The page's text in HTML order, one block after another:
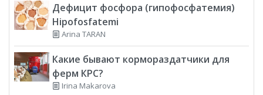
Дефицит фосфора (гипофосфатемия)
Hipofosfatemi
Arina TARAN
Какие бывают кормораздатчики для
ферм КРС?
Irina Makarova